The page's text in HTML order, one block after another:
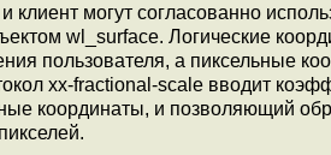
могут согласованно
wl_surface. Логические
пользователя, а пиксельные
xx-fractional-scale вводит
координаты, и позволяющий